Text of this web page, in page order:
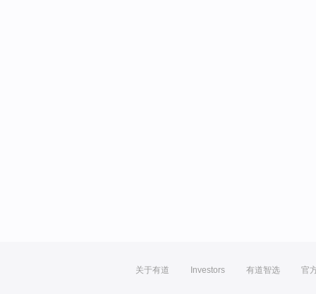
关于有道 Investors 有道智选 官